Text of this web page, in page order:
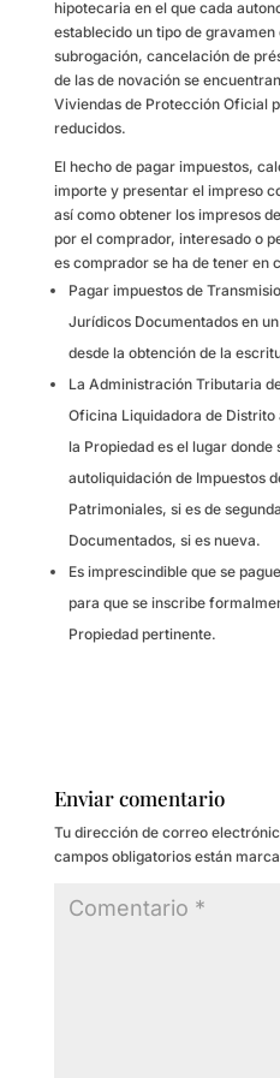
hipotecaria en el que cada
establecido un tipo de
subrogación, cancelación de
de las de novación se
Viviendas de Protección Oficial
reducidos.
El hecho de pagar impuestos,
importe y presentar el impreso
así como obtener los impresos
por el comprador, interesado o
es comprador se ha de tener en
Pagar impuestos de
Jurídicos Documentados en
desde la obtención de la
La Administración Tributaria
Oficina Liquidadora de
la Propiedad es el lugar donde
autoliquidación de Impuestos
Patrimoniales, si es de
Documentados, si es nueva.
Es imprescindible que se
para que se inscribe
Propiedad pertinente.
Enviar comentario
Tu dirección de correo
campos obligatorios están